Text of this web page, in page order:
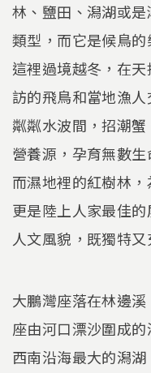
林、鹽田、潟湖或
類型，而它是候鳥
這裡過境越冬，在
訪的飛鳥和當地漁
粼粼水波間，招潮
營養源，孕育無數
而濕地裡的紅樹林
更是陸上人家最佳
人文風貌，既獨特又
大鵬灣座落在林邊
座由河口漂沙圍成
西南沿海最大的潟